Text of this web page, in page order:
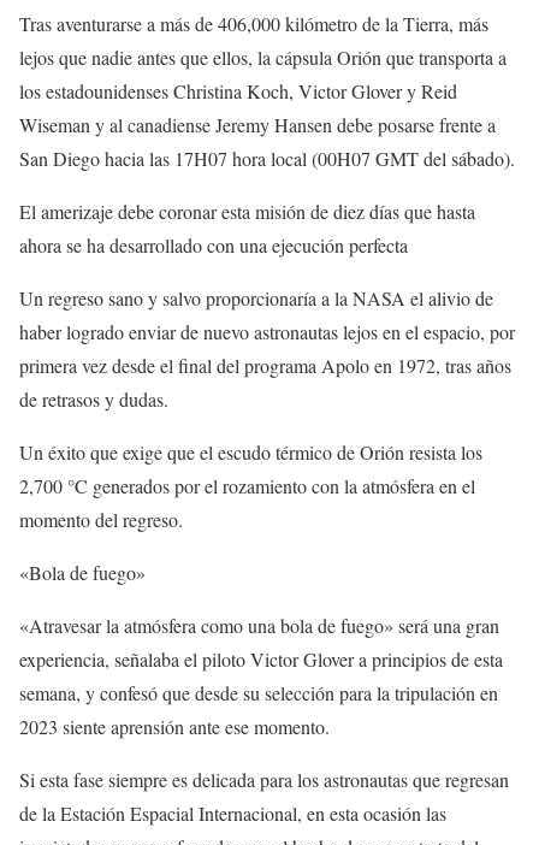
Tras aventurarse a más de 406,000 kilómetro de la Tierra, más
lejos que nadie antes que ellos, la cápsula Orión que transporta a
los estadounidenses Christina Koch, Victor Glover y Reid
Wiseman y al canadiense Jeremy Hansen debe posarse frente a
San Diego hacia las 17H07 hora local (00H07 GMT del sábado).
El amerizaje debe coronar esta misión de diez días que hasta
ahora se ha desarrollado con una ejecución perfecta
Un regreso sano y salvo proporcionaría a la NASA el alivio de
haber logrado enviar de nuevo astronautas lejos en el espacio, por
primera vez desde el final del programa Apolo en 1972, tras años
de retrasos y dudas.
Un éxito que exige que el escudo térmico de Orión resista los
2,700 °C generados por el rozamiento con la atmósfera en el
momento del regreso.
«Bola de fuego»
«Atravesar la atmósfera como una bola de fuego» será una gran
experiencia, señalaba el piloto Victor Glover a principios de esta
semana, y confesó que desde su selección para la tripulación en
2023 siente aprensión ante ese momento.
Si esta fase siempre es delicada para los astronautas que regresan
de la Estación Espacial Internacional, en esta ocasión las